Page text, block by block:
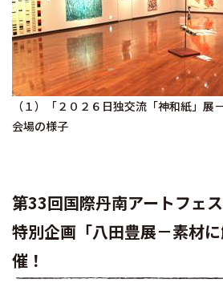
（１）「２０２６日独交流「神和紙」
会場の様子
第33回国際丹南アートフェ
特別企画「八田豊展－素材
催！